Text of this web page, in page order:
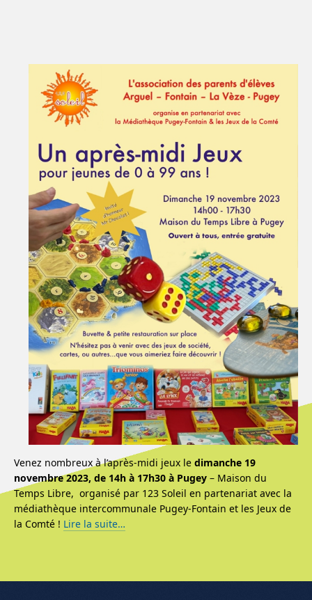
Venez nombreux à l’après-midi jeux le dimanche 19
novembre 2023, de 14h à 17h30 à Pugey – Maison du
Temps Libre, organisé par 123 Soleil en partenariat avec la
médiathèque intercommunale Pugey-Fontain et les Jeux de
la Comté ! Lire la suite…